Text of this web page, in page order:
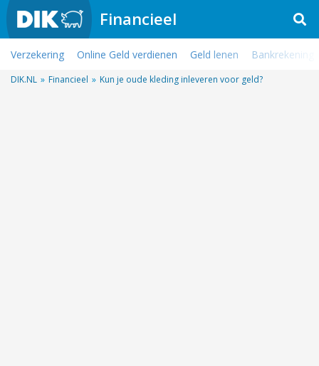
Financieel
Verzekering Online Geld verdienen Geld lenen Bankrekening
DIK.NL » Financieel » Kun je oude kleding inleveren voor geld?